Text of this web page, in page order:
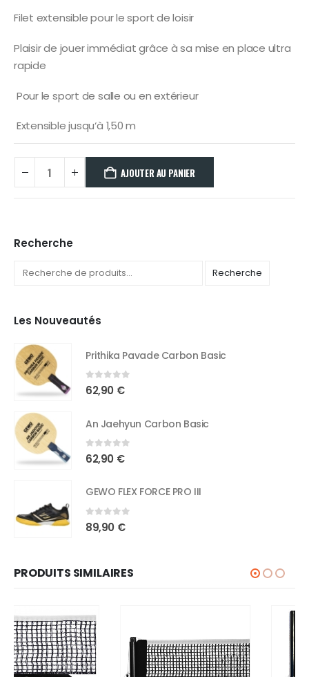
Filet extensible pour le sport de loisir
Plaisir de jouer immédiat grâce à sa mise en place ultra
rapide
Pour le sport de salle ou en extérieur
Extensible jusqu‘à 1,50 m
AJOUTER AU PANIER
Recherche
Recherche
Les Nouveautés
Prithika Pavade Carbon Basic
0out of 5
62,90 €
An Jaehyun Carbon Basic
0out of 5
62,90 €
GEWO FLEX FORCE PRO III
0out of 5
89,90 €
PRODUITS SIMILAIRES